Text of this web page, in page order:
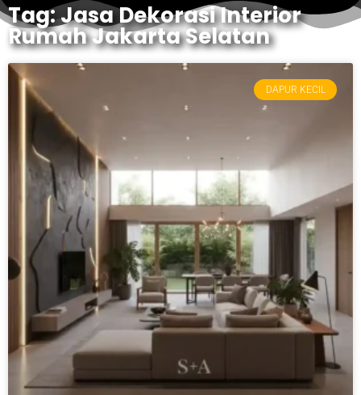
Tag: Jasa Dekorasi Interior
Rumah Jakarta Selatan
DAPUR KECIL